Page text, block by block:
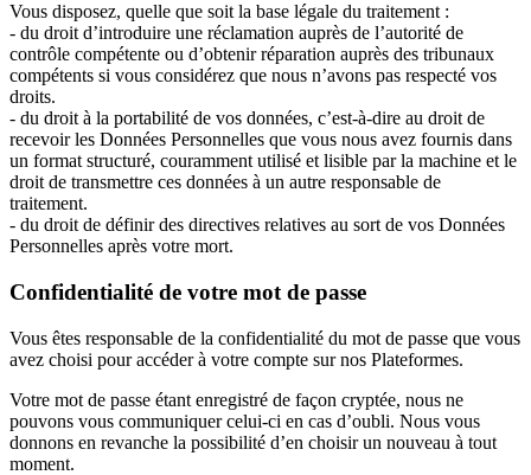
Vous disposez, quelle que soit la base légale du traitement :
- du droit d’introduire une réclamation auprès de l’autorité de
contrôle compétente ou d’obtenir réparation auprès des tribunaux
compétents si vous considérez que nous n’avons pas respecté vos
droits.
- du droit à la portabilité de vos données, c’est-à-dire au droit de
recevoir les Données Personnelles que vous nous avez fournis dans
un format structuré, couramment utilisé et lisible par la machine et le
droit de transmettre ces données à un autre responsable de
traitement.
- du droit de définir des directives relatives au sort de vos Données
Personnelles après votre mort.
Confidentialité de votre mot de passe
Vous êtes responsable de la confidentialité du mot de passe que vous
avez choisi pour accéder à votre compte sur nos Plateformes.
Votre mot de passe étant enregistré de façon cryptée, nous ne
pouvons vous communiquer celui-ci en cas d’oubli. Nous vous
donnons en revanche la possibilité d’en choisir un nouveau à tout
moment.